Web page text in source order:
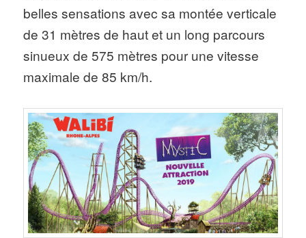
belles sensations avec sa montée verticale
de 31 mètres de haut et un long parcours
sinueux de 575 mètres pour une vitesse
maximale de 85 km/h.